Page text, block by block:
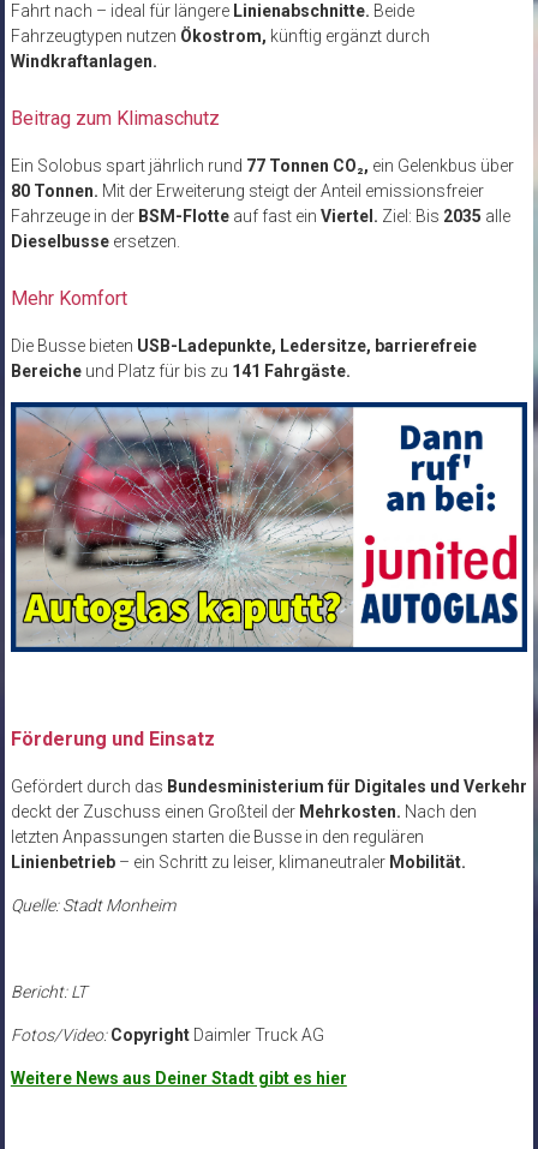
Fahrt nach – ideal für längere Linienabschnitte. Beide
Fahrzeugtypen nutzen Ökostrom, künftig ergänzt durch
Windkraftanlagen.
Beitrag zum Klimaschutz
Ein Solobus spart jährlich rund 77 Tonnen CO₂, ein Gelenkbus über
80 Tonnen. Mit der Erweiterung steigt der Anteil emissionsfreier
Fahrzeuge in der BSM-Flotteauf fast ein Viertel. Ziel: Bis 2035 alle
Dieselbusseersetzen.
Mehr Komfort
Die Busse bieten USB-Ladepunkte, Ledersitze, barrierefreie
Bereicheund Platz für bis zu 141 Fahrgäste.
Förderung und Einsatz
Gefördert durch das Bundesministerium für Digitales und Verkehr
deckt der Zuschuss einen Großteil der Mehrkosten. Nach den
letzten Anpassungen starten die Busse in den regulären
Linienbetrieb– ein Schritt zu leiser, klimaneutraler Mobilität.
Quelle: Stadt Monheim
Bericht: LT
Fotos/Video:Copyright Daimler Truck AG
Weitere News aus Deiner Stadt gibt es hier